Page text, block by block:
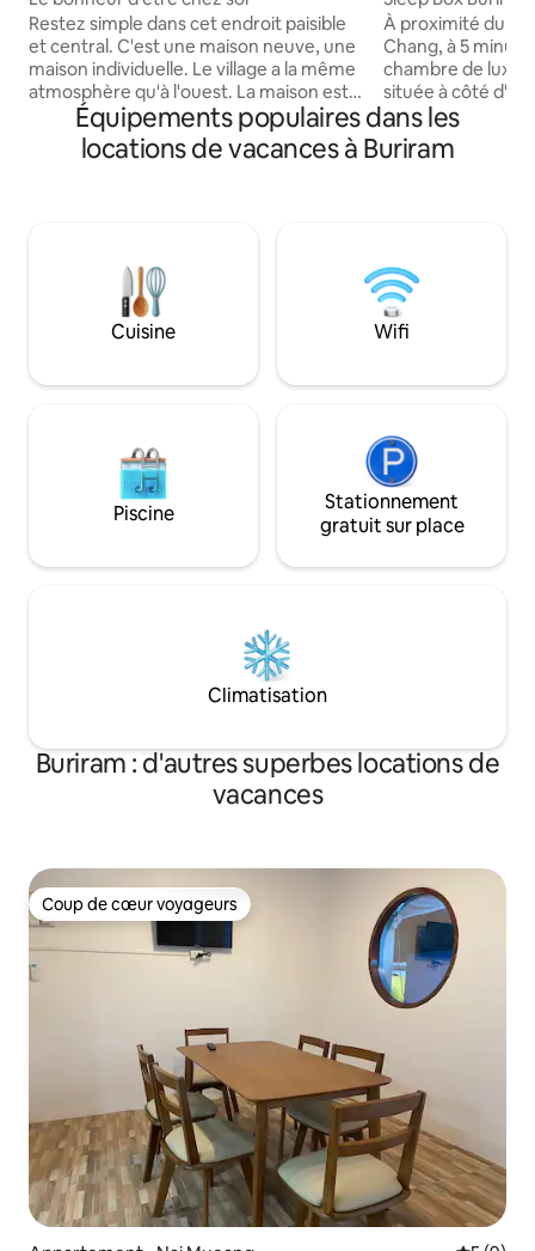
Restez simple dans cet endroit paisible
et central. C'est une maison neuve, une
maison individuelle. Le village a la même
atmosphère qu'à l'ouest. La maison est
spacieuse et dispose de trois chambres.
La chambre principale disposera d'un
grand balcon pour s'asseoir et regarder
une autre petite chambre. La maison
sera entièrement équipée avec toutes
les commodités. Un parking devant la
maison peut être garé pour deux
de sport est libre d'utilisation.
À proximité du
Chang, à 5 minutes. Nouvelle
chambre de luxe,
située à côté d'un
colline. Bon
Mitsubishi. Chauffe-eau, réfrigérateur,
lit queen size,
option
l’environnement
nature. La nuit,
et des lucioles
Équipements populaires dans les
locations de vacances à Buriram
Cuisine Wifi
Piscine
Stationnement
gratuit sur place
Climatisation
Buriram : d'autres superbes locations de
vacances
Coup de cœur voyageurs
Coup de cœur voyageurs